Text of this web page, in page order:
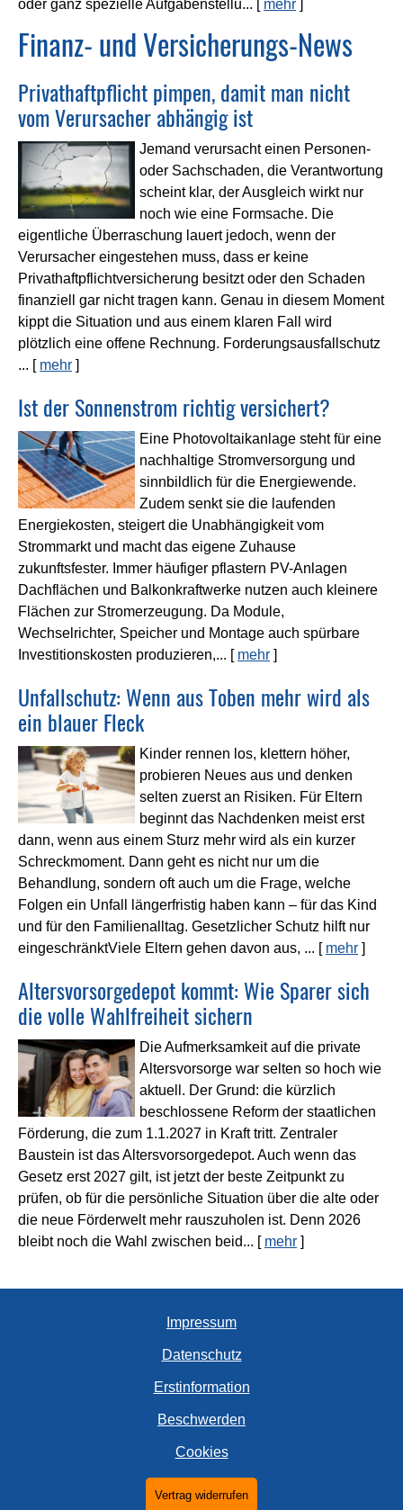
oder ganz spezielle Aufgabenstellu... [ mehr ]
Finanz- und Versicherungs-News
Privathaftpflicht pimpen, damit man nicht
vom Verursacher abhängig ist
Jemand verursacht einen Per­sonen-
oder Sachschaden, die Verantwortung
scheint klar, der Ausgleich wirkt nur
noch wie eine Formsache. Die
eigentliche Überraschung lauert jedoch, wenn der
Verursacher eingestehen muss, dass er keine
Privathaftpflichtversicherung besitzt oder den Schaden
finanziell gar nicht tragen kann. Genau in diesem Moment
kippt die Situation und aus einem klaren Fall wird
plötzlich eine offene Rechnung. Forderungsausfallschutz
... [ mehr ]
Ist der Sonnenstrom richtig versichert?
Eine Photovoltaikanlage steht für eine
nachhaltige Stromversorgung und
sinnbildlich für die Energiewende.
Zudem senkt sie die laufenden
Energiekosten, steigert die Unabhängigkeit vom
Strommarkt und macht das eigene Zuhause
zukunftsfester. Immer häufiger pflastern PV-Anlagen
Dachflächen und Balkonkraftwerke nutzen auch kleinere
Flächen zur Stromerzeugung. Da Module,
Wechselrichter, Speicher und Montage auch spürbare
Investitionskosten produzieren,... [ mehr ]
Unfallschutz: Wenn aus Toben mehr wird als
ein blauer Fleck
Kinder rennen los, klettern höher,
probieren Neues aus und denken
selten zuerst an Risiken. Für Eltern
beginnt das Nachdenken meist erst
dann, wenn aus einem Sturz mehr wird als ein kurzer
Schreckmoment. Dann geht es nicht nur um die
Behandlung, sondern oft auch um die Frage, welche
Folgen ein Unfall längerfristig haben kann – für das Kind
und für den Familienalltag. Gesetzlicher Schutz hilft nur
eingeschränktViele Eltern gehen davon aus, ... [ mehr ]
Alters­vorsorge­depot kommt: Wie Sparer sich
die volle Wahlfreiheit sichern
Die Aufmerksamkeit auf die private
Alters­vorsorge war selten so hoch wie
aktuell. Der Grund: die kürzlich
beschlossene Reform der staatlichen
Förderung, die zum 1.1.2027 in Kraft tritt. Zentraler
Baustein ist das Alters­vorsorgedepot. Auch wenn das
Gesetz erst 2027 gilt, ist jetzt der beste Zeitpunkt zu
prüfen, ob für die persönliche Situation über die alte oder
die neue Förderwelt mehr rauszuholen ist. Denn 2026
bleibt noch die Wahl zwischen beid... [ mehr ]
Impressum
Datenschutz
Erstinformation
Beschwerden
Cookies
Vertrag widerrufen